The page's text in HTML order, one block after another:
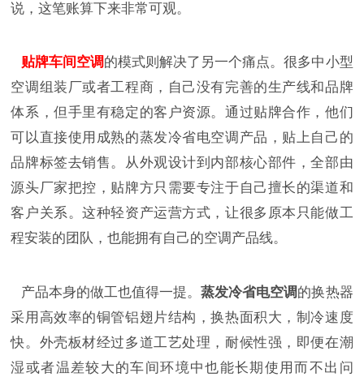
说，这笔账算下来非常可观。
贴牌车间空调的模式则解决了另一个痛点。很多中小型
空调组装厂或者工程商，自己没有完善的生产线和品牌
体系，但手里有稳定的客户资源。通过贴牌合作，他们
可以直接使用成熟的蒸发冷省电空调产品，贴上自己的
品牌标签去销售。从外观设计到内部核心部件，全部由
源头厂家把控，贴牌方只需要专注于自己擅长的渠道和
客户关系。这种轻资产运营方式，让很多原本只能做工
程安装的团队，也能拥有自己的空调产品线。
产品本身的做工也值得一提。蒸发冷省电空调的换热器
采用高效率的铜管铝翅片结构，换热面积大，制冷速度
快。外壳板材经过多道工艺处理，耐候性强，即便在潮
湿或者温差较大的车间环境中也能长期使用而不出问